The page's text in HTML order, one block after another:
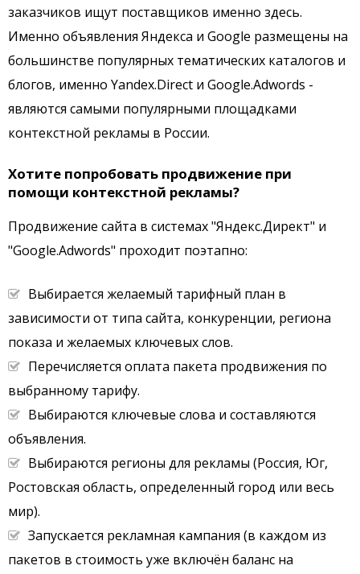
заказчиков ищут поставщиков именно здесь.
Именно объявления Яндекса и Google размещены на
большинстве популярных тематических каталогов и
блогов, именно Yandex.Direct и Google.Adwords -
являются самыми популярными площадками
контекстной рекламы в России.
Хотите попробовать продвижение при
помощи контекстной рекламы?
Продвижение сайта в системах "Яндекс.Директ" и
"Google.Adwords" проходит поэтапно:
Выбирается желаемый тарифный план в
зависимости от типа сайта, конкуренции, региона
показа и желаемых ключевых слов.
Перечисляется оплата пакета продвижения по
выбранному тарифу.
Выбираются ключевые слова и составляются
объявления.
Выбираются регионы для рекламы (Россия, Юг,
Ростовская область, определенный город или весь
мир).
Запускается рекламная кампания (в каждом из
пакетов в стоимость уже включён баланс на